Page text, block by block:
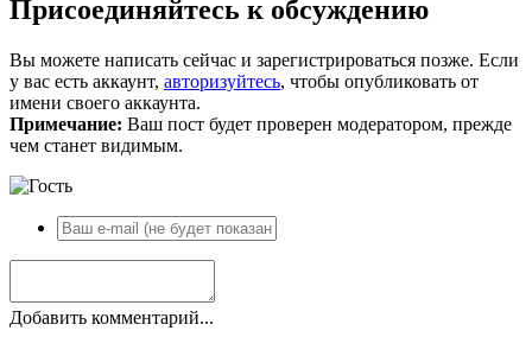
Присоединяйтесь к обсуждению
Вы можете написать сейчас и зарегистрироваться позже. Если
у вас есть аккаунт, авторизуйтесь, чтобы опубликовать от
имени своего аккаунта.
Примечание: Ваш пост будет проверен модератором, прежде
чем станет видимым.
Добавить комментарий...